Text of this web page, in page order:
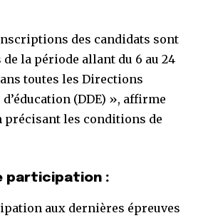
of
and be part of the
below. Don't worry, we respect
spam your inbox. Your information is
des candidats sont
la période allant du 6 au 24
toutes les Directions
(DDE) », affirme
précisant les conditions de
participation :
aux dernières épreuves